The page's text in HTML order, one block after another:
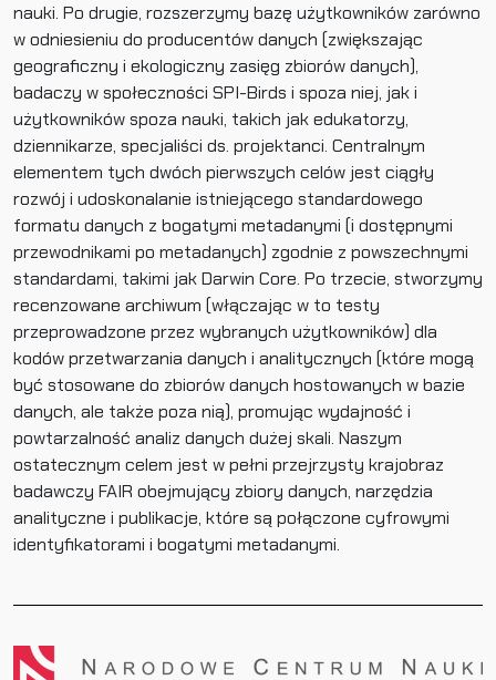
nauki. Po drugie, rozszerzymy bazę użytkowników zarówno
w odniesieniu do producentów danych (zwiększając
geograficzny i ekologiczny zasięg zbiorów danych),
badaczy w społeczności SPI-Birds i spoza niej, jak i
użytkowników spoza nauki, takich jak edukatorzy,
dziennikarze, specjaliści ds. projektanci. Centralnym
elementem tych dwóch pierwszych celów jest ciągły
rozwój i udoskonalanie istniejącego standardowego
formatu danych z bogatymi metadanymi (i dostępnymi
przewodnikami po metadanych) zgodnie z powszechnymi
standardami, takimi jak Darwin Core. Po trzecie, stworzymy
recenzowane archiwum (włączając w to testy
przeprowadzone przez wybranych użytkowników) dla
kodów przetwarzania danych i analitycznych (które mogą
być stosowane do zbiorów danych hostowanych w bazie
danych, ale także poza nią), promując wydajność i
powtarzalność analiz danych dużej skali. Naszym
ostatecznym celem jest w pełni przejrzysty krajobraz
badawczy FAIR obejmujący zbiory danych, narzędzia
analityczne i publikacje, które są połączone cyfrowymi
identyfikatorami i bogatymi metadanymi.